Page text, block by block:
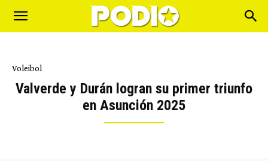
Voleibol
Valverde y Durán logran su primer triunfo
en Asunción 2025